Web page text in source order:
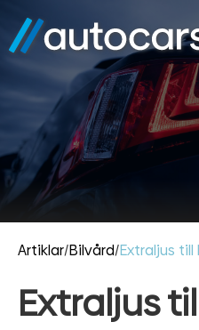
Artiklar/Bilvård/Extraljus till
Extraljus